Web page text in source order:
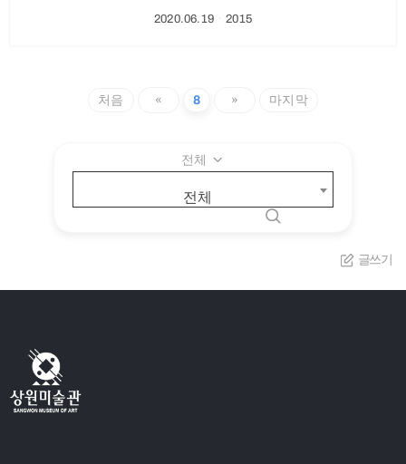
2020.06.19ㆍ2015
처음 « 8 » 마지막
전체
전체
글쓰기